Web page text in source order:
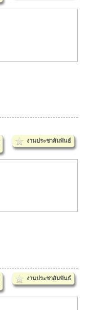
งานประชาสัมพันธ์
งานประชาสัมพันธ์